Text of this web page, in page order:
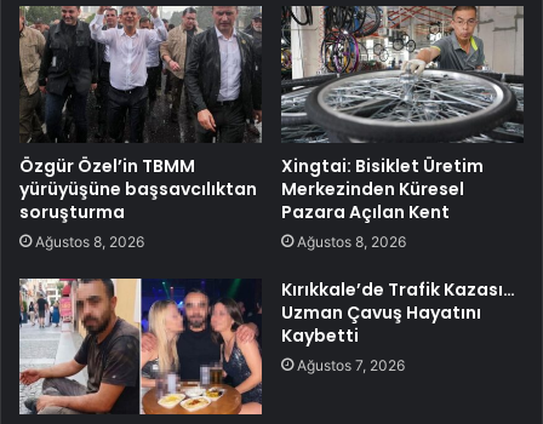
Özgür Özel’in TBMM
yürüyüşüne başsavcılıktan
soruşturma
Ağustos 8, 2026
Xingtai: Bisiklet Üretim
Merkezinden Küresel
Pazara Açılan Kent
Ağustos 8, 2026
Kırıkkale’de Trafik Kazası…
Uzman Çavuş Hayatını
Kaybetti
Ağustos 7, 2026